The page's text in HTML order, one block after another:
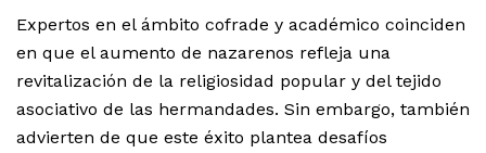
Expertos en el ámbito cofrade y académico coinciden
en que el aumento de nazarenos refleja una
revitalización de la religiosidad popular y del tejido
asociativo de las hermandades. Sin embargo, también
advierten de que este éxito plantea desafíos